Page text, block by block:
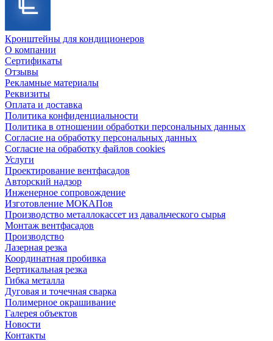
Кронштейны для кондиционеров
О компании
Сертификаты
Отзывы
Рекламные материалы
Реквизиты
Оплата и доставка
Политика конфиденциальности
Политика в отношении обработки персональных данных
Согласие на обработку персональных данных
Согласие на обработку файлов cookies
Услуги
Проектирование вентфасадов
Авторский надзор
Инженерное сопровождение
Изготовление МОКАПов
Производство металлокассет из давальческого сырья
Монтаж вентфасадов
Производство
Лазерная резка
Координатная пробивка
Вертикальная резка
Гибка металла
Дуговая и точечная сварка
Полимерное окрашивание
Галерея объектов
Новости
Контакты